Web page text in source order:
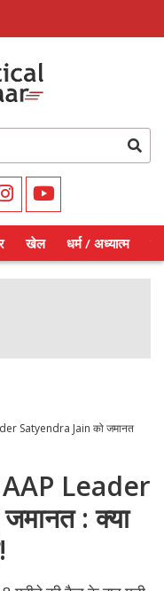
खेल धर्म / अध्यात्म
Satyendra Jain को जमानत
AAP Leader
: क्या